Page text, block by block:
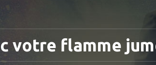
votre flamme